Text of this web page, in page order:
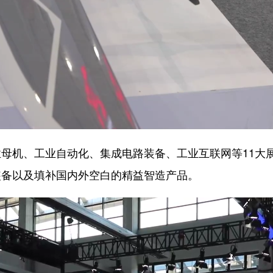
、工业自动化、集成电路装备、工业互联网等11大
以及填补国内外空白的精益智造产品。